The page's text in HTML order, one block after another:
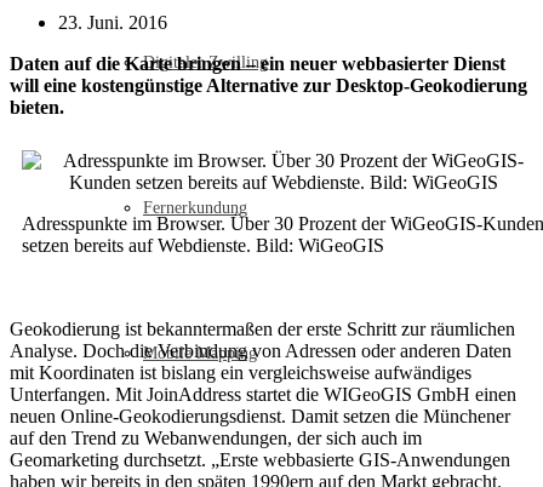
Digitaler Zwilling
Fernerkundung
Mobile Mapping
23. Juni. 2016
Daten auf die Karte bringen – ein neuer webbasierter Dienst
will eine kostengünstige Alternative zur Desktop-Geokodierung
bieten.
Adresspunkte im Browser. Über 30 Prozent der WiGeoGIS-Kunden
setzen bereits auf Webdienste. Bild: WiGeoGIS
Geokodierung ist bekanntermaßen der erste Schritt zur räumlichen
Analyse. Doch die Verbindung von Adressen oder anderen Daten
mit Koordinaten ist bislang ein vergleichsweise aufwändiges
Unterfangen. Mit JoinAddress startet die WIGeoGIS GmbH einen
neuen Online-Geokodierungsdienst. Damit setzen die Münchener
auf den Trend zu Webanwendungen, der sich auch im
Geomarketing durchsetzt. „Erste webbasierte GIS-Anwendungen
haben wir bereits in den späten 1990ern auf den Markt gebracht.